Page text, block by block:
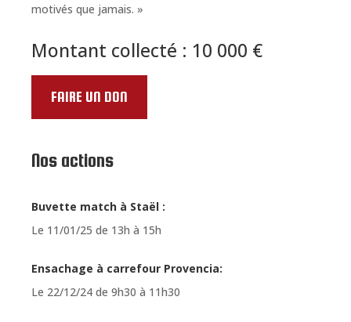
motivés que jamais. »
Montant collecté : 10 000 €
FAIRE UN DON
Nos actions
Buvette match à Staël :
Le 11/01/25 de 13h à 15h
Ensachage à carrefour Provencia:
Le 22/12/24 de 9h30 à 11h30